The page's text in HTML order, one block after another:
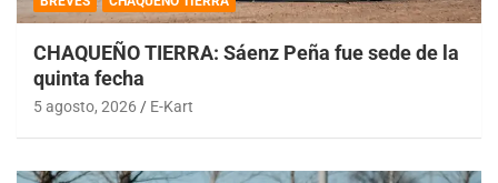
CHAQUEÑO TIERRA: Sáenz Peña fue sede de la
quinta fecha
5 agosto, 2026 E-Kart